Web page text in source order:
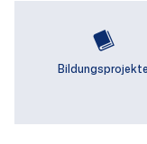
Bildungsprojekte